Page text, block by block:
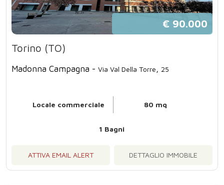
€ 90.000
Torino (TO)
Madonna Campagna -Via Val Della Torre, 25
Locale commerciale 80 mq
1 Bagni
ATTIVA EMAIL ALERT DETTAGLIO IMMOBILE